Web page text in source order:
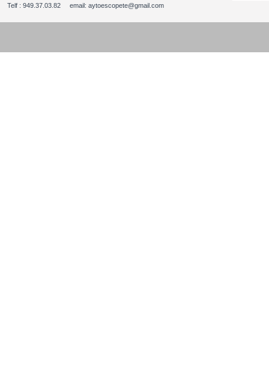
Telf : 949.37.03.82 email: aytoescopete@gmail.com